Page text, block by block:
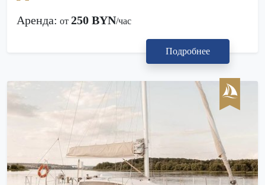
Аренда: от 250 BYN/час
Подробнее